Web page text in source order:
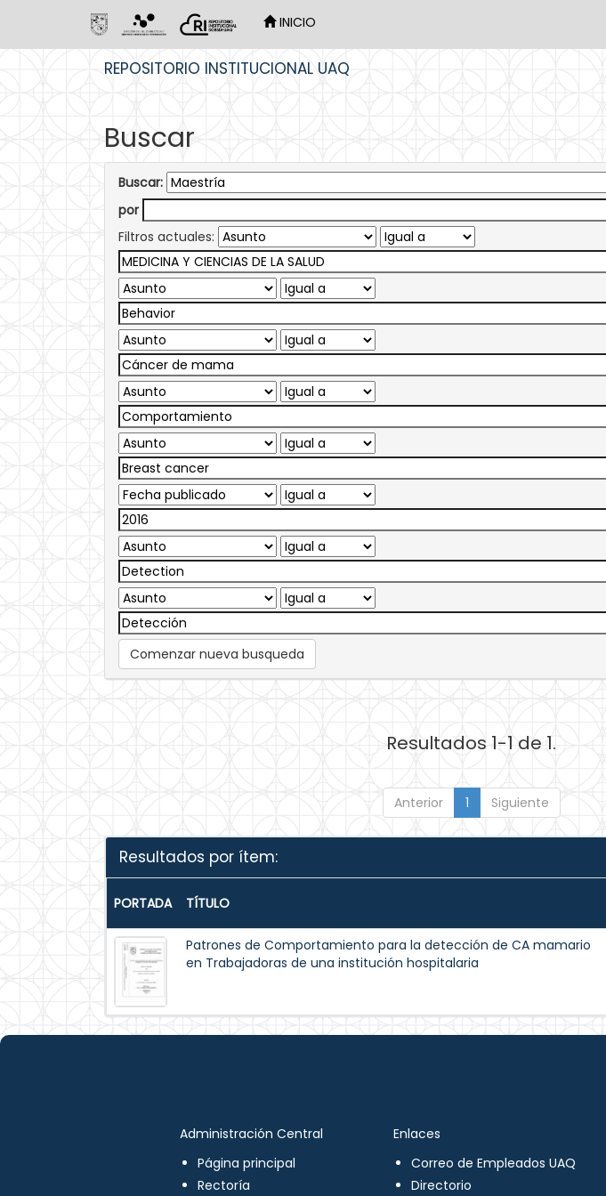
INICIO
REPOSITORIO INSTITUCIONAL UAQ
Buscar
Buscar:
por
Filtros actuales:
Comenzar nueva busqueda
Resultados 1-1 de 1.
Anterior 1 Siguiente
Resultados por ítem:
PORTADA TÍTULO
Patrones de Comportamiento para la detección de CA mamario
en Trabajadoras de una institución hospitalaria
Administración Central
Página principal
Rectoría
Enlaces
Correo de Empleados UAQ
Directorio